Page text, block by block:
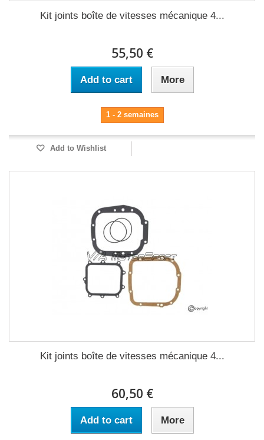
Kit joints boîte de vitesses mécanique 4...
55,50 €
Add to cart More
1 - 2 semaines
Add to Wishlist
Kit joints boîte de vitesses mécanique 4...
60,50 €
Add to cart More